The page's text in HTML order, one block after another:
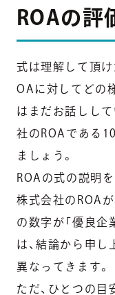
ROAの評
式は理解して頂け
OAに対してどの
はまだお話しして
社のROAである
ましょう。
ROAの式の説明
株式会社のROA
の数字が「優良企
は、結論から申し
異なってきます。
ただ、ひとつの目